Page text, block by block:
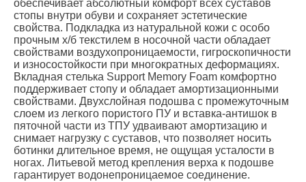
обеспечивает абсолютный комфорт всех суставов
стопы внутри обуви и сохраняет эстетические
свойства. Подкладка из натуральной кожи с особо
прочным х/б текстилем в носочной части обладает
свойствами воздухопроницаемости, гигроскопичности
и износостойкости при многократных деформациях.
Вкладная стелька Support Memory Foam комфортно
поддерживает стопу и обладает амортизационными
свойствами. Двухслойная подошва с промежуточным
слоем из легкого пористого ПУ и вставка-антишок в
пяточной части из ТПУ удваивают амортизацию и
снимает нагрузку с суставов, что позволяет носить
ботинки длительное время, не ощущая усталости в
ногах. Литьевой метод крепления верха к подошве
гарантирует водонепроницаемое соединение.